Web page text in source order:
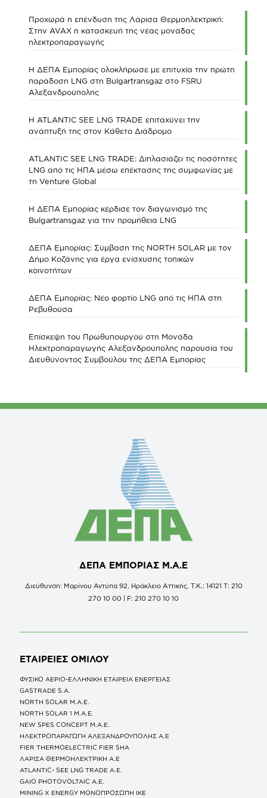
Προχωρά η επένδυση της Λάρισα Θερμοηλεκτρική:
Στην AVAX η κατασκευή της νέας μονάδας
ηλεκτροπαραγωγής
Η ΔΕΠΑ Εμπορίας ολοκλήρωσε με επιτυχία την πρώτη
παράδοση LNG στη Bulgartransgaz στο FSRU
Αλεξανδρούπολης
Η ATLANTIC SEE LNG TRADE επιταχύνει την
ανάπτυξή της στον Κάθετο Διάδρομο
ATLANTIC SEE LNG TRADE: Διπλασιάζει τις ποσότητες
LNG από τις ΗΠΑ μέσω επέκτασης της συμφωνίας με
τη Venture Global
Η ΔΕΠΑ Εμπορίας κέρδισε τον διαγωνισμό της
Bulgartransgaz για την προμήθεια LNG
ΔΕΠΑ Εμπορίας: Σύμβαση της NORTH SOLAR με τον
Δήμο Κοζάνης για έργα ενίσχυσης τοπικών
κοινοτήτων
ΔΕΠΑ Εμπορίας: Νέο φορτίο LNG από τις ΗΠΑ στη
Ρεβυθούσα
Επίσκεψη του Πρωθυπουργού στη Μονάδα
Ηλεκτροπαραγωγής Αλεξανδρούπολης παρουσία του
Διευθύνοντος Συμβούλου της ΔΕΠΑ Εμπορίας
ΔΕΠΑ ΕΜΠΟΡΙΑΣ Μ.Α.Ε
Διεύθυνση: Μαρίνου Αντύπα 92, Ηράκλειο Αττικής, Τ.Κ.: 14121 Τ: 210
270 10 00 | F: 210 270 10 10
ΕΤΑΙΡΕΙΕΣ ΟΜΙΛΟΥ
ΦΥΣΙΚΟ ΑΕΡΙΟ-ΕΛΛΗΝΙΚΗ ΕΤΑΙΡΕΙΑ ΕΝΕΡΓΕΙΑΣ
GASTRADE S.A.
NORTH SOLAR M.Α.Ε.
NORTH SOLAR 1 M.Α.Ε.
NEW SPES CONCEPT Μ.Α.Ε.
ΗΛΕΚΤΡΟΠΑΡΑΓΩΓΗ ΑΛΕΞΑΝΔΡΟΥΠΟΛΗΣ A.E
FIER THERMOELECTRIC FIER SHA
ΛΑΡΙΣΑ ΘΕΡΜΟΗΛΕΚΤΡΙΚΗ A.E
ATLANTIC- SEE LNG TRADE A.E.
GAIO PHOTOVOLTAIC Α.Ε.
MINING X ENERGY ΜΟΝΟΠΡΟΣΩΠΗ ΙΚΕ